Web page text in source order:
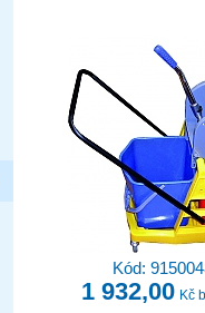
Kód:
1 932,00 Kč